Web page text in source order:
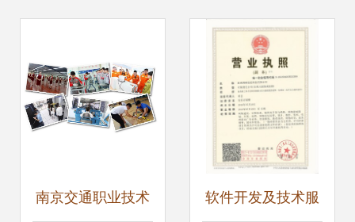
南京交通职业技术 软件开发及技术服